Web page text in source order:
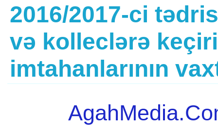
2016/2017-ci
və kolleclərə
imtahanlarının